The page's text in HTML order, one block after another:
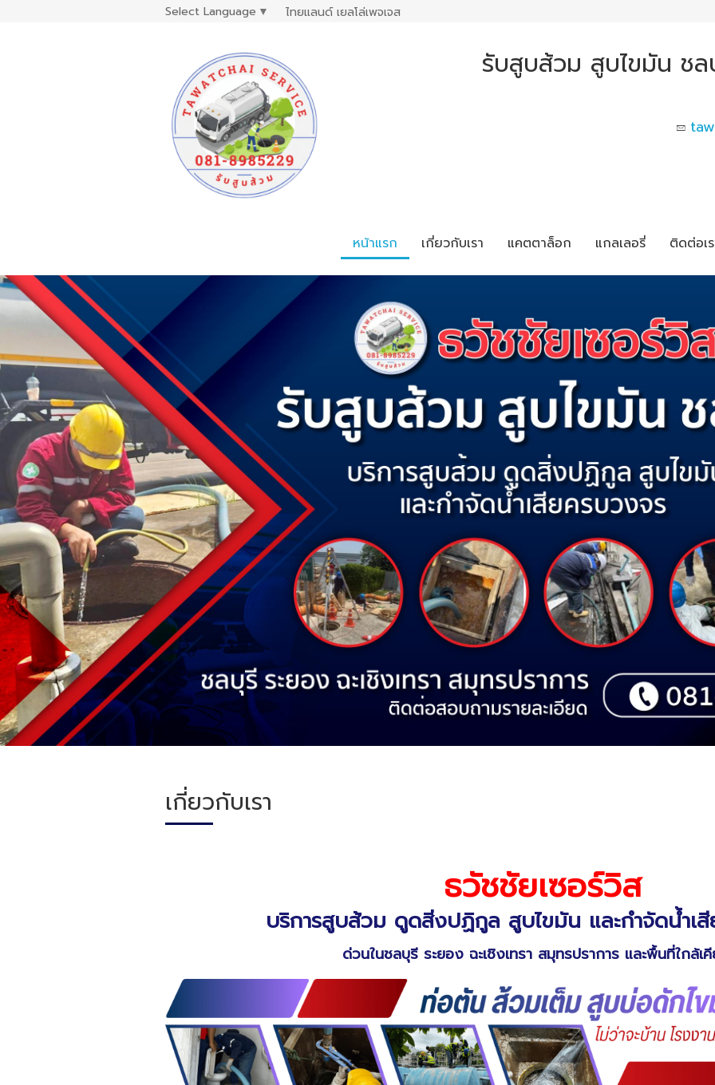
Select Language ▼ ไทยแลนด์ เยลโล่เพจเจส
รับสูบส้วม สูบไขมัน ช
หน้าแรก เกี่ยวกับเรา แคตตาล็อก แกลเลอรี่ ติดต่อเ
เกี่ยวกับเรา
ธวัชชัยเซอร์วิส
บริการสูบส้วม ดูดสิ่งปฏิกูล สูบไขมัน และกำจัดน้ำเ
ด่วนในชลบุรี ระยอง ฉะเชิงเทรา สมุทรปราการ และพื้นที่ใกล้เ